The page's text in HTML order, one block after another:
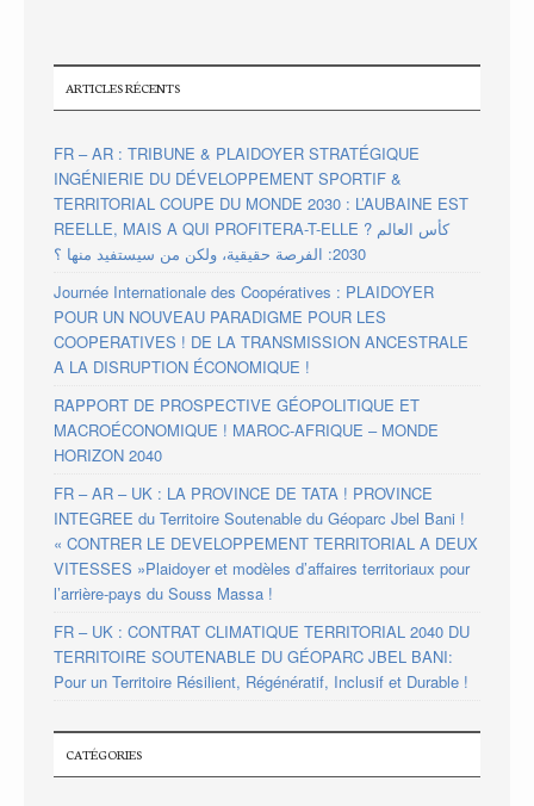
ARTICLES RÉCENTS
FR – AR : TRIBUNE & PLAIDOYER STRATÉGIQUE
INGÉNIERIE DU DÉVELOPPEMENT SPORTIF &
TERRITORIAL COUPE DU MONDE 2030 : L’AUBAINE EST
REELLE, MAIS A QUI PROFITERA-T-ELLE ? كأس العالم
2030: الفرصة حقيقية، ولكن من سيستفيد منها ؟
Journée Internationale des Coopératives : PLAIDOYER
POUR UN NOUVEAU PARADIGME POUR LES
COOPERATIVES ! DE LA TRANSMISSION ANCESTRALE
A LA DISRUPTION ÉCONOMIQUE !
RAPPORT DE PROSPECTIVE GÉOPOLITIQUE ET
MACROÉCONOMIQUE ! MAROC-AFRIQUE – MONDE
HORIZON 2040
FR – AR – UK : LA PROVINCE DE TATA ! PROVINCE
INTEGREE du Territoire Soutenable du Géoparc Jbel Bani !
« CONTRER LE DEVELOPPEMENT TERRITORIAL A DEUX
VITESSES »Plaidoyer et modèles d’affaires territoriaux pour
l’arrière-pays du Souss Massa !
FR – UK : CONTRAT CLIMATIQUE TERRITORIAL 2040 DU
TERRITOIRE SOUTENABLE DU GÉOPARC JBEL BANI:
Pour un Territoire Résilient, Régénératif, Inclusif et Durable !
CATÉGORIES